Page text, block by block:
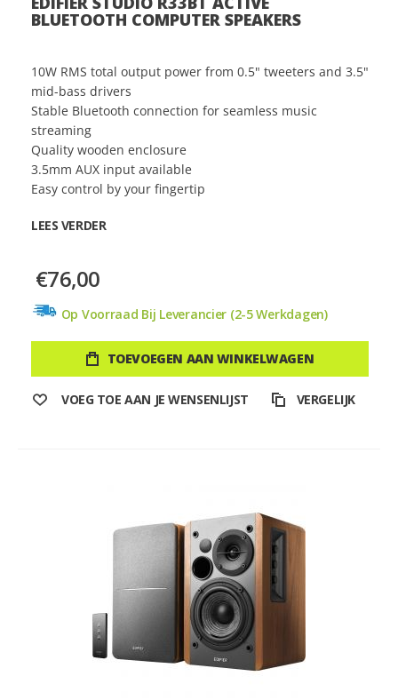
BLUETOOTH COMPUTER SPEAKERS
10W RMS total output power from 0.5" tweeters and 3.5"
mid-bass drivers
Stable Bluetooth connection for seamless music
streaming
Quality wooden enclosure
3.5mm AUX input available
Easy control by your fingertip
LEES VERDER
€76,00
Op Voorraad Bij Leverancier (2-5 Werkdagen)
TOEVOEGEN AAN WINKELWAGEN
VOEG TOE AAN JE WENSENLIJST VERGELIJK